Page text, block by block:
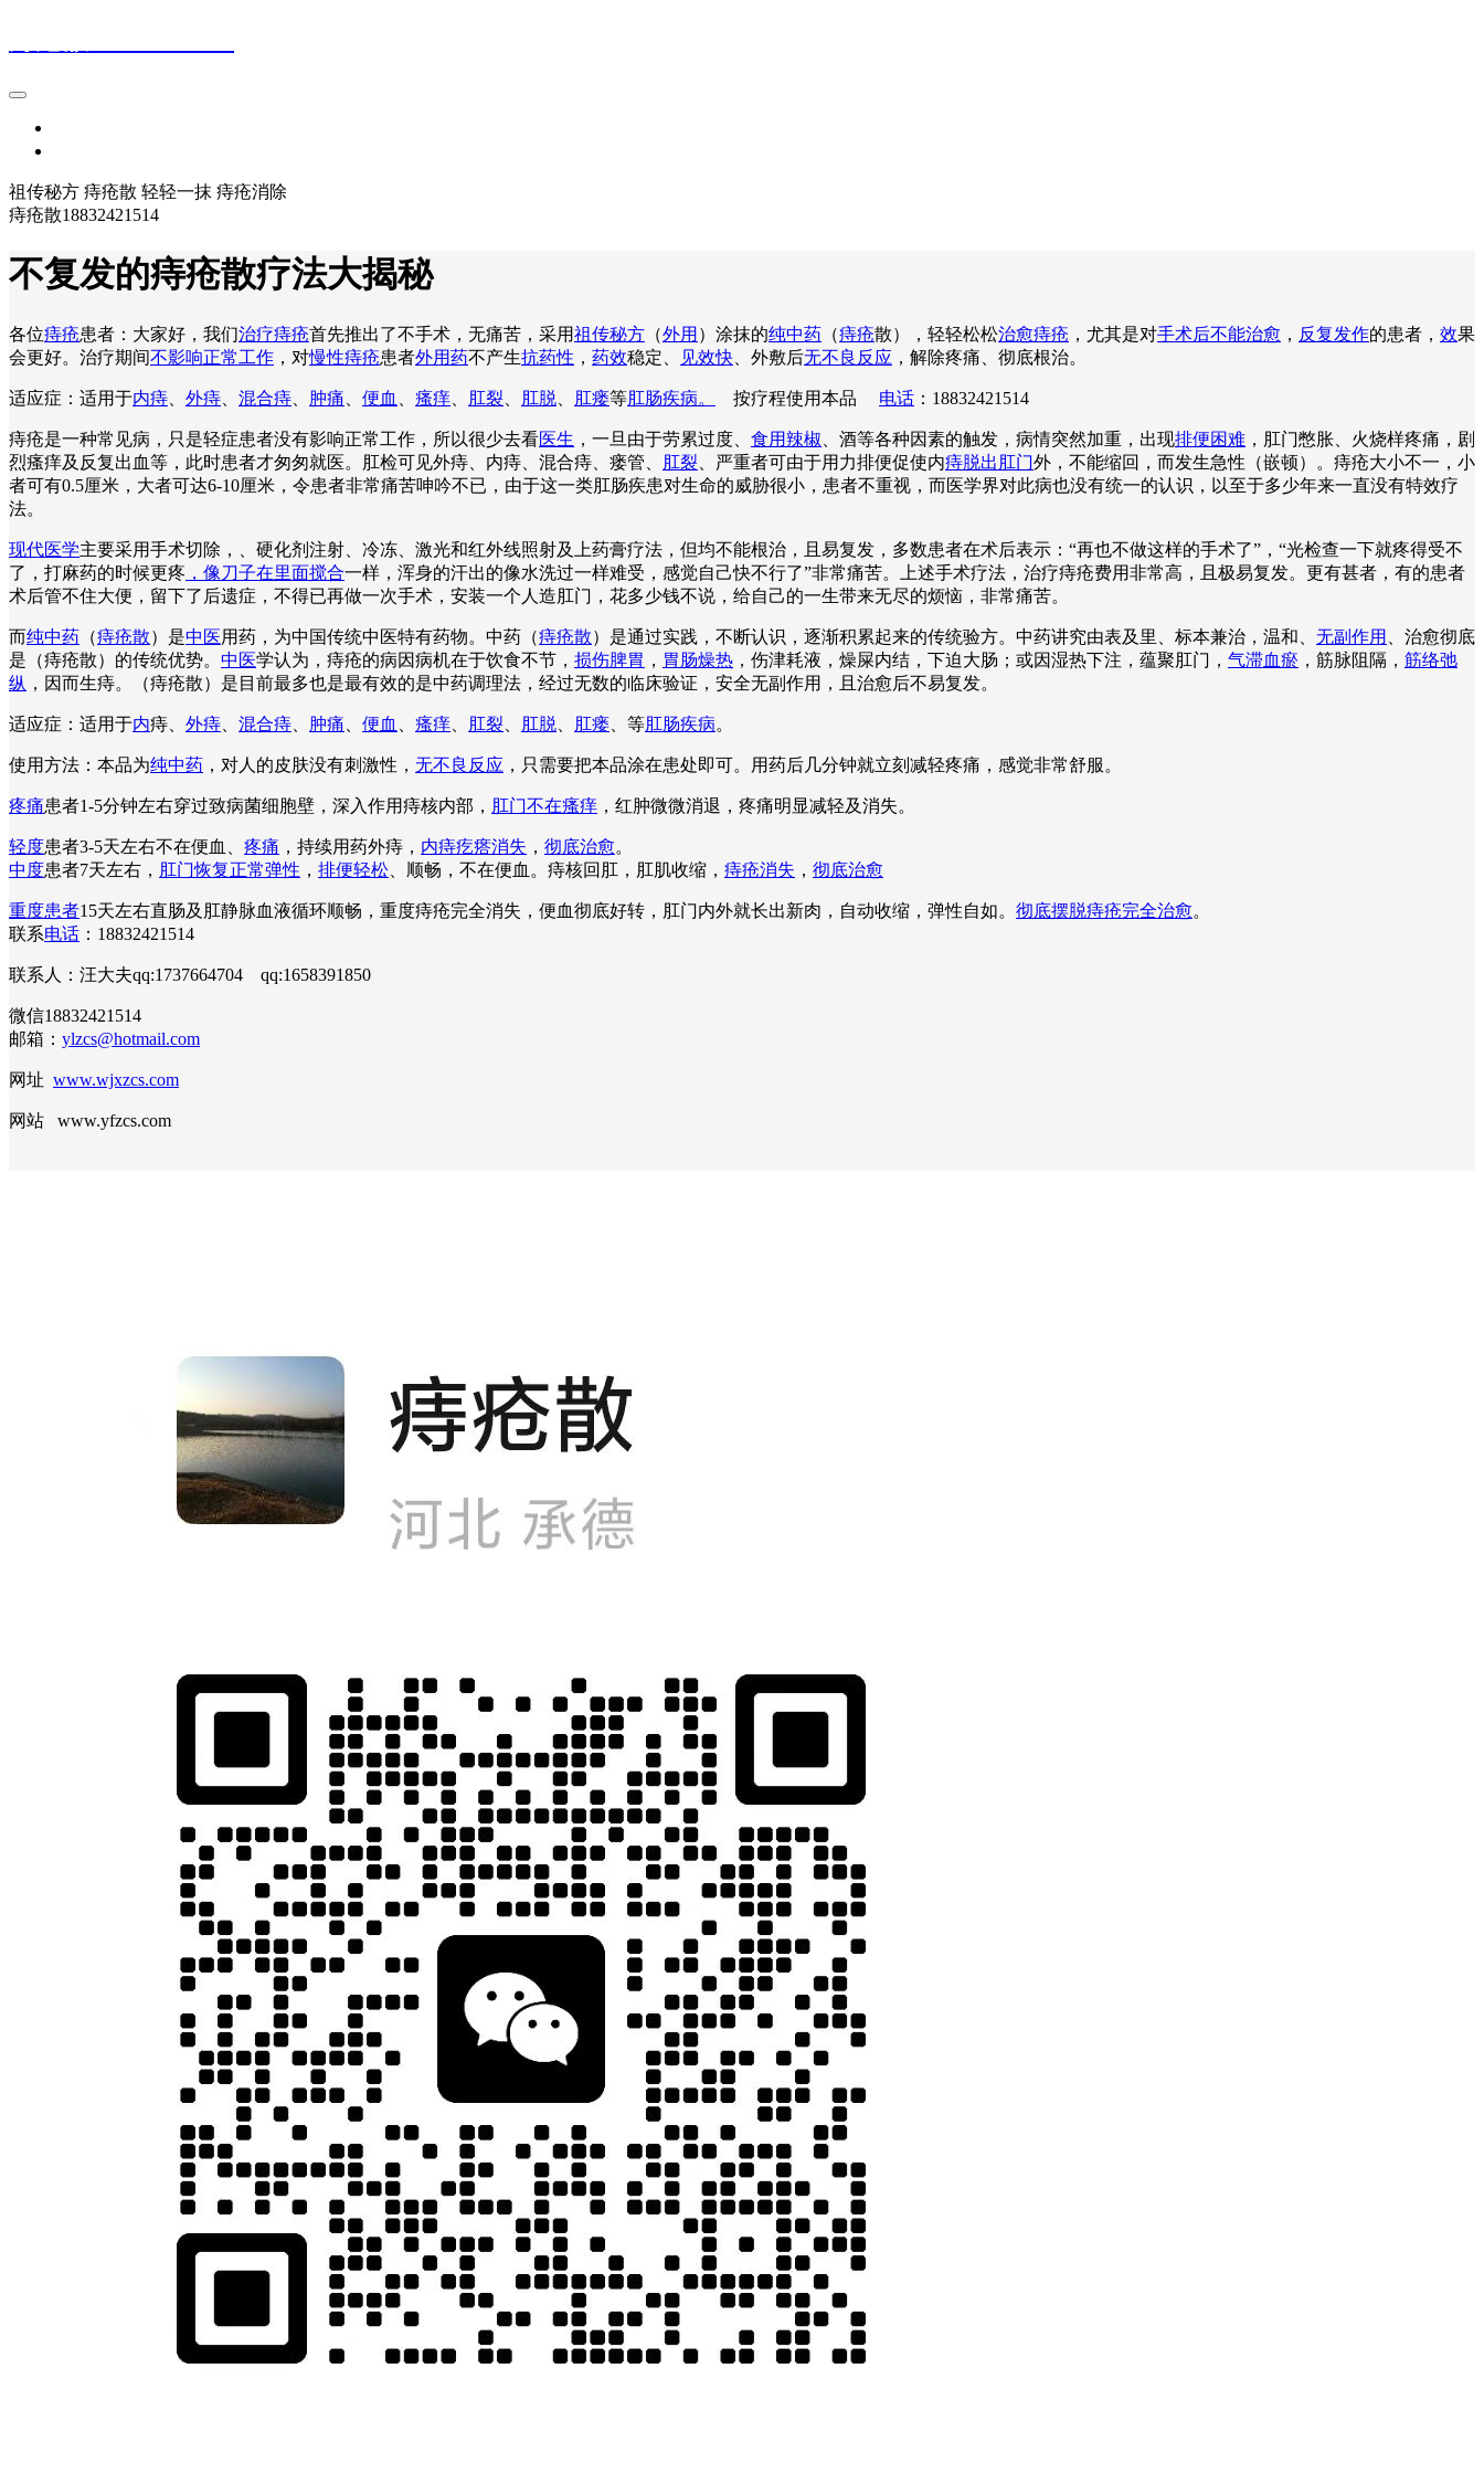
祖传秘方 痔疮散 轻轻一抹 痔疮消除
痔疮散18832421514
不复发的痔疮散疗法大揭秘
各位痔疮患者：大家好，我们治疗痔疮首先推出了不手术，无痛苦，采用祖传秘方 （外用 ）涂抹的纯中药 （痔疮散），轻轻松松治愈痔疮 ，尤其是对手术后不能治愈 ， 反复发作的患者， 效果
会更好。治疗期间不影响正常工作 ，对慢性痔疮患者外用药不产生抗药性 ， 药效稳定、 见效快 、外敷后无不良反应 ，解除疼痛、彻底根治。
适应症：适用于内痔 外痔 混合痔 肿痛 便血 瘙痒 肛裂 肛脱 肛瘘等肛肠疾病。 按疗程使用本品 电话 ：18832421514
痔疮是一种常见病，只是轻症患者没有影响正常工作，所以很少去看医生 ，一旦由于劳累过度、 食用辣椒 、酒等各种因素的触发，病情突然加重，出现排便困难 ，肛门憋胀、火烧样疼痛，剧
烈瘙痒及反复出血等，此时患者才匆匆就医。肛检可见外痔、内痔、混合痔、瘘管、
肛裂 、严重者可由于用力排便促使内痔脱出肛门外，不能缩回，而发生急性（嵌顿）。痔疮大小不一，小
者可有0.5厘米，大者可达6-10厘米，令患者非常痛苦呻吟不已，由于这一类肛肠疾患对生命的威胁很小，患者不重视，而医学界对此病也没有统一的认识，以至于多少年来一直没有特效疗
法。
现代医学主要采用手术切除，、硬化剂注射、冷冻、激光和红外线照射及上药膏疗法，但均不能根治，且易复发，多数患者在术后表示：“再也不做这样的手术了”，“光检查一下就疼得受不
了，打麻药的时候更疼 ，像刀子在里面搅合一样，浑身的汗出的像水洗过一样难受，感觉自己快不行了”非常痛苦。上述手术疗法，治疗痔疮费用非常高，且极易复发。更有甚者，有的患者
术后管不住大便，留下了后遗症，不得已再做一次手术，安装一个人造肛门，花多少钱不说，给自己的一生带来无尽的烦恼，非常痛苦。
而纯中药 （痔疮散）是中医用药，为中国传统中医特有药物。中药（痔疮散）是通过实践，不断认识，逐渐积累起来的传统验方。中药讲究由表及里、标本兼治，温和、 无副作用
、治愈彻底
是（痔疮散）的传统优势。 中医学认为，痔疮的病因病机在于饮食不节， 损伤脾胃 ， 胃肠燥热 ，伤津耗液，燥屎内结，下迫大肠；或因湿热下注，蕴聚肛门， 气滞血瘀 ，筋脉阻隔， 筋络弛
纵 ，因而生痔。（痔疮散）是目前最多也是最有效的是中药调理法，经过无数的临床验证，安全无副作用，且治愈后不易复发。
适应症：适用于内痔、 外痔 混合痔 肿痛 便血 瘙痒 肛裂 肛脱 肛瘘 、等肛肠疾病。
使用方法：本品为纯中药 ，对人的皮肤没有刺激性， 无不良反应 ，只需要把本品涂在患处即可。用药后几分钟就立刻减轻疼痛，感觉非常舒服。
疼痛患者1-5分钟左右穿过致病菌细胞壁，深入作用痔核内部， 肛门不在瘙痒 ，红肿微微消退，疼痛明显减轻及消失。
轻度患者3-5天左右不在便血、 疼痛 ，持续用药外痔， 内痔疙瘩消失 ， 彻底治愈。
中度患者7天左右， 肛门恢复正常弹性 ， 排便轻松 、顺畅，不在便血。痔核回肛，肛肌收缩， 痔疮消失 ， 彻底治愈
重度患者15天左右直肠及肛静脉血液循环顺畅，重度痔疮完全消失，便血彻底好转，肛门内外就长出新肉，自动收缩，弹性自如。 彻底摆脱痔疮完全治愈。
联系电话 ：18832421514
联系人：汪大夫qq:1737664704 qq:1658391850
微信18832421514
邮箱： ylzcs@hotmail.com
网址 www.wjxzcs.com
网站 www.yfzcs.com